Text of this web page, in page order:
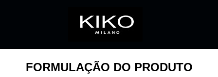
FORMULAÇÃO DO PRODUTO